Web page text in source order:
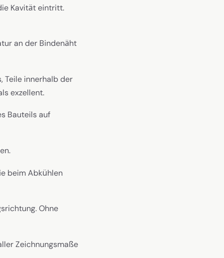
Kavität eintritt.
an der Bindenäht
Teile innerhalb der
exzellent.
Bauteils auf
beim Abkühlen
Ohne
Zeichnungsmaße